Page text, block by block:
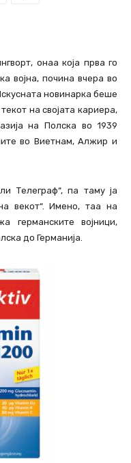
онаа која прва го
војна, почина вчера во
новинарка беше
на својата кариера,
на Полска во 1939
во Виетнам, Алжир и
Телеграф“, па таму ја
векот“. Имено, таа на
германските војници,
до Германија.